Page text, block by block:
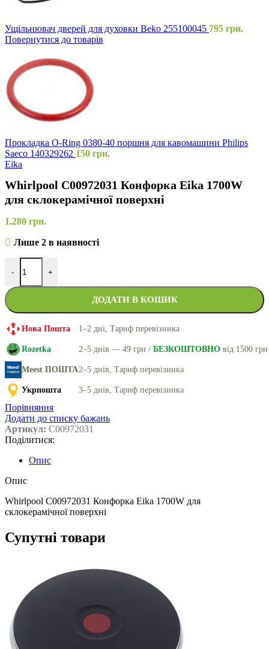
Ущільнювач дверей для духовки Beko 255100045 795 грн.
Повернутися до товарів
Прокладка O-Ring 0380-40 поршня для кавомашини Philips
Saeco 140329262 150 грн.
Eika
Whirlpool C00972031 Конфорка Eika 1700W
для склокерамічної поверхні
1,280 грн.
Лише 2 в наявності
- +
ДОДАТИ В КОШИК
Нова Пошта 1–2 дні, Тариф перевізника
Rozetka 2–5 днів — 49 грн / БЕЗКОШТОВНО від 1500 грн
Meest ПОШТА2–5 днів, Тариф перевізника
Укрпошта 3–5 днів, Тариф перевізника
Порівняння
Додати до списку бажань
Артикул: C00972031
Поділитися:
Опис
Опис
Whirlpool C00972031 Конфорка Eika 1700W для
склокерамічної поверхні
Супутні товари